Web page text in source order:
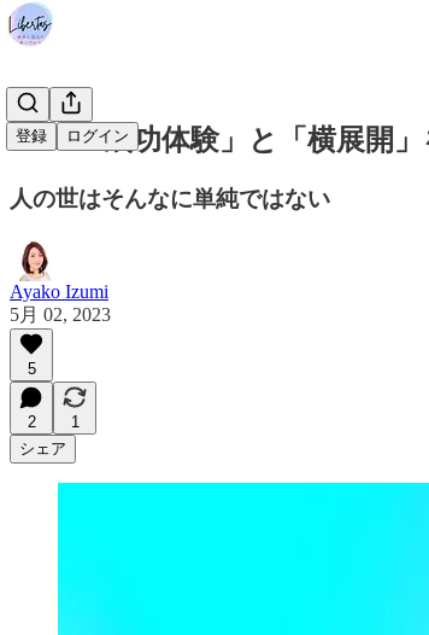
登録 ログイン
#142 「成功体験」と「横展開
人の世はそんなに単純ではない
Ayako Izumi
5月 02, 2023
5
2
1
シェア